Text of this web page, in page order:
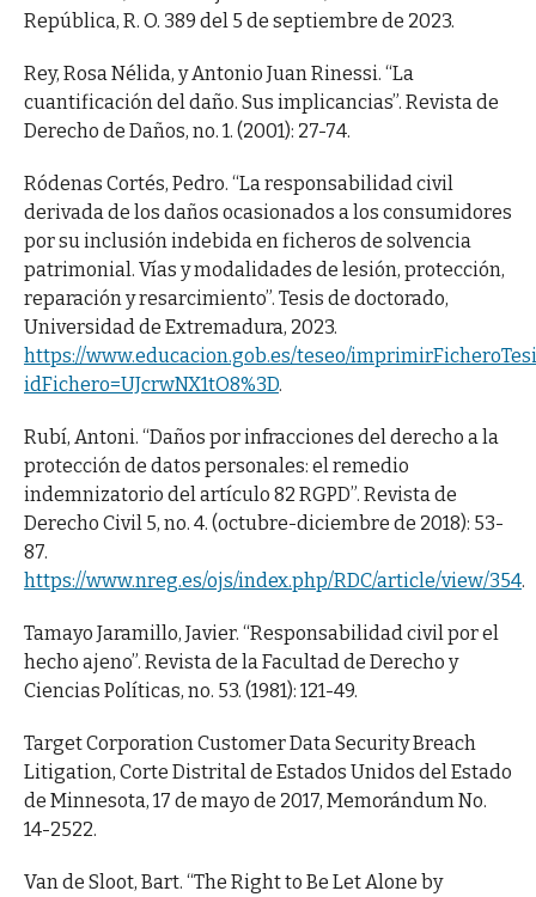
República, R. O. 389 del 5 de septiembre de 2023.
Rey, Rosa Nélida, y Antonio Juan Rinessi. “La
cuantificación del daño. Sus implicancias”. Revista de
Derecho de Daños, no. 1. (2001): 27-74.
Ródenas Cortés, Pedro. “La responsabilidad civil
derivada de los daños ocasionados a los consumidores
por su inclusión indebida en ficheros de solvencia
patrimonial. Vías y modalidades de lesión, protección,
reparación y resarcimiento”. Tesis de doctorado,
Universidad de Extremadura, 2023.
https://www.educacion.gob.es/teseo/
idFichero=UJcrwNX1tO8%3D.
Rubí, Antoni. “Daños por infracciones del derecho a la
protección de datos personales: el remedio
indemnizatorio del artículo 82 RGPD”. Revista de
Derecho Civil 5, no. 4. (octubre-diciembre de 2018): 53-
87.
https://www.nreg.es/ojs/index.php/RDC/article/view/354.
Tamayo Jaramillo, Javier. “Responsabilidad civil por el
hecho ajeno”. Revista de la Facultad de Derecho y
Ciencias Políticas, no. 53. (1981): 121-49.
Target Corporation Customer Data Security Breach
Litigation, Corte Distrital de Estados Unidos del Estado
de Minnesota, 17 de mayo de 2017, Memorándum No.
14-2522.
Van de Sloot, Bart. “The Right to Be Let Alone by